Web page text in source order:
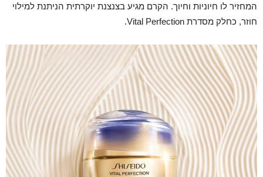
המחזיר לו חיוניות וחיוך. הקרם מגיע בצנצנת יוקרתית הניתנת למילוי
חוזר, כחלק מסדרת Vital Perfection.